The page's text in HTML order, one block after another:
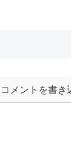
コメントを書き